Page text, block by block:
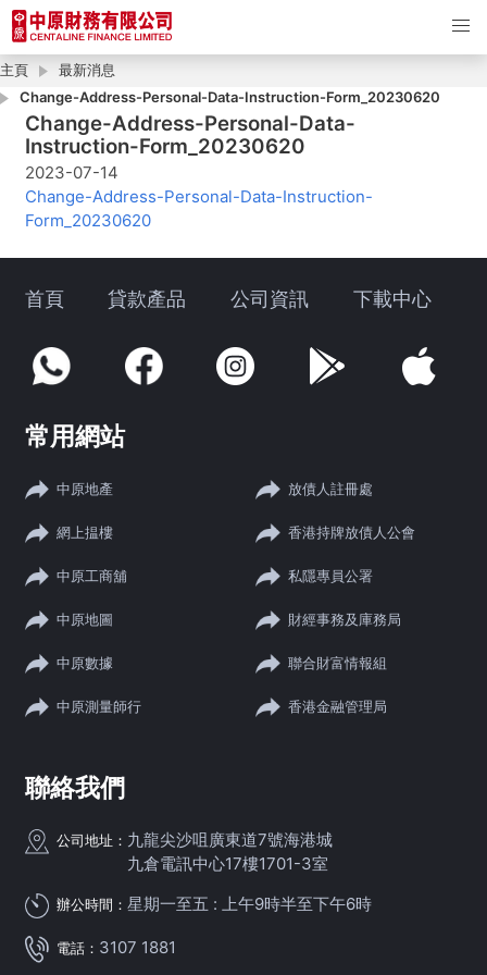
主頁
最新消息
Change-Address-Personal-Data-Instruction-Form_20230620
Change-Address-Personal-Data-
Instruction-Form_20230620
2023-07-14
Change-Address-Personal-Data-Instruction-
Form_20230620
首頁 貸款產品 公司資訊 下載中心
常用網站
中原地產
網上揾樓
中原工商舖
中原地圖
中原數據
中原測量師行
放債人註冊處
香港持牌放債人公會
私隱專員公署
財經事務及庫務局
聯合財富情報組
香港金融管理局
聯絡我們
公司地址： 九龍尖沙咀廣東道7號海港城
九倉電訊中心17樓1701-3室
辦公時間： 星期一至五 : 上午9時半至下午6時
電話： 3107 1881